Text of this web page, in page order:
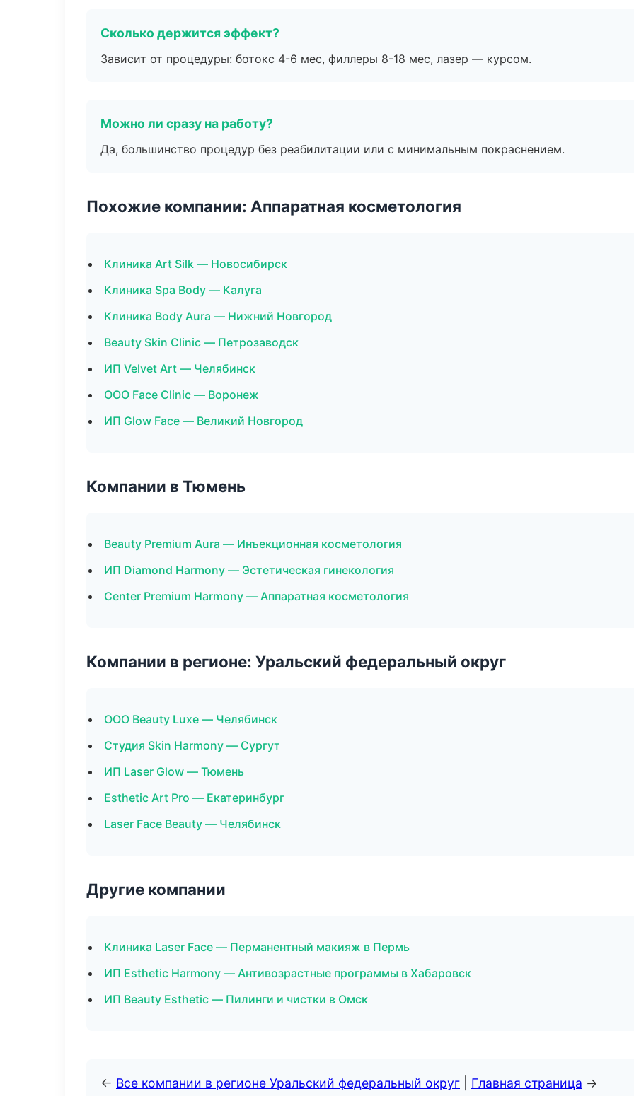
Сколько держится эффект?
Зависит от процедуры: ботокс 4-6 мес, филлеры 8-18 мес, лазер — курсом.
Можно ли сразу на работу?
Да, большинство процедур без реабилитации или с минимальным покраснением.
Похожие компании: Аппаратная косметология
Клиника Art Silk — Новосибирск
Клиника Spa Body — Калуга
Клиника Body Aura — Нижний Новгород
Beauty Skin Clinic — Петрозаводск
ИП Velvet Art — Челябинск
ООО Face Clinic — Воронеж
ИП Glow Face — Великий Новгород
Компании в Тюмень
Beauty Premium Aura — Инъекционная косметология
ИП Diamond Harmony — Эстетическая гинекология
Center Premium Harmony — Аппаратная косметология
Компании в регионе: Уральский федеральный округ
ООО Beauty Luxe — Челябинск
Студия Skin Harmony — Сургут
ИП Laser Glow — Тюмень
Esthetic Art Pro — Екатеринбург
Laser Face Beauty — Челябинск
Другие компании
Клиника Laser Face — Перманентный макияж в Пермь
ИП Esthetic Harmony — Антивозрастные программы в Хабаровск
ИП Beauty Esthetic — Пилинги и чистки в Омск
← Все компании в регионе Уральский федеральный округ Главная страница →